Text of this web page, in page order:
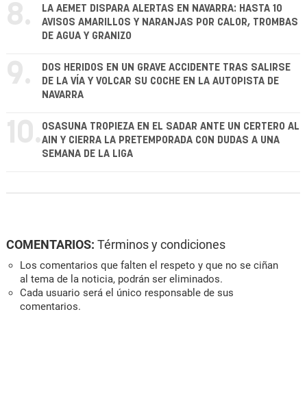
8.
LA AEMET DISPARA ALERTAS EN NAVARRA: HASTA 10
AVISOS AMARILLOS Y NARANJAS POR CALOR, TROMBAS
DE AGUA Y GRANIZO
9.
DOS HERIDOS EN UN GRAVE ACCIDENTE TRAS SALIRSE
DE LA VÍA Y VOLCAR SU COCHE EN LA AUTOPISTA DE
NAVARRA
10. OSASUNA TROPIEZA EN EL SADAR ANTE UN CERTERO AL
AIN Y CIERRA LA PRETEMPORADA CON DUDAS A UNA
SEMANA DE LA LIGA
COMENTARIOS: Términos y condiciones
Los comentarios que falten el respeto y que no se ciñan
al tema de la noticia, podrán ser eliminados.
Cada usuario será el único responsable de sus
comentarios.